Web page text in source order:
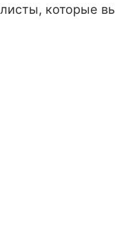
которые